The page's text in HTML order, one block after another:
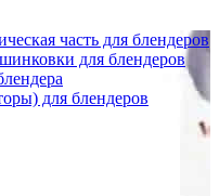
часть для блендеров
для блендеров
для блендеров